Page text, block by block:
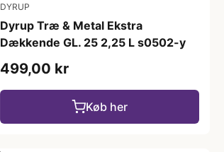
DYRUP
Dyrup Træ & Metal Ekstra
Dækkende GL. 25 2,25 L s0502-y
499,00 kr
Køb her